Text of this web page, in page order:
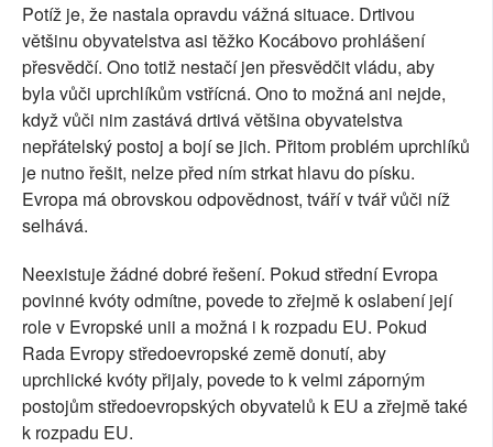
Potíž je, že nastala opravdu vážná situace. Drtivou
většinu obyvatelstva asi těžko Kocábovo prohlášení
přesvědčí. Ono totiž nestačí jen přesvědčit vládu, aby
byla vůči uprchlíkům vstřícná. Ono to možná ani nejde,
když vůči nim zastává drtivá většina obyvatelstva
nepřátelský postoj a bojí se jich. Přitom problém uprchlíků
je nutno řešit, nelze před ním strkat hlavu do písku.
Evropa má obrovskou odpovědnost, tváří v tvář vůči níž
selhává.
Neexistuje žádné dobré řešení. Pokud střední Evropa
povinné kvóty odmítne, povede to zřejmě k oslabení její
role v Evropské unii a možná i k rozpadu EU. Pokud
Rada Evropy středoevropské země donutí, aby
uprchlické kvóty přijaly, povede to k velmi záporným
postojům středoevropských obyvatelů k EU a zřejmě také
k rozpadu EU.